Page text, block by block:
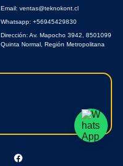
Email: ventas@teknokont.cl
Whatsapp: +56945429830
Dirección: Av. Mapocho 3942, 8501099
Quinta Normal, Región Metropolitana